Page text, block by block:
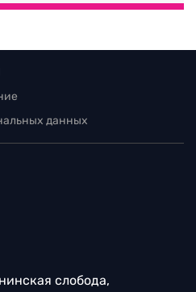
данных
слобода,